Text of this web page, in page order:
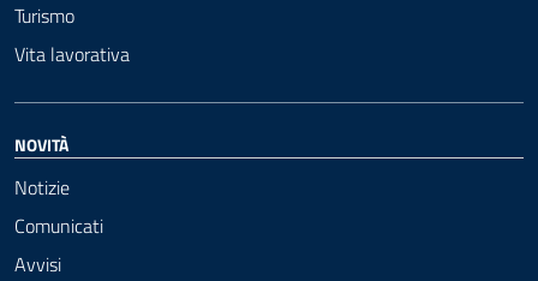
Turismo
Vita lavorativa
NOVITÀ
Notizie
Comunicati
Avvisi